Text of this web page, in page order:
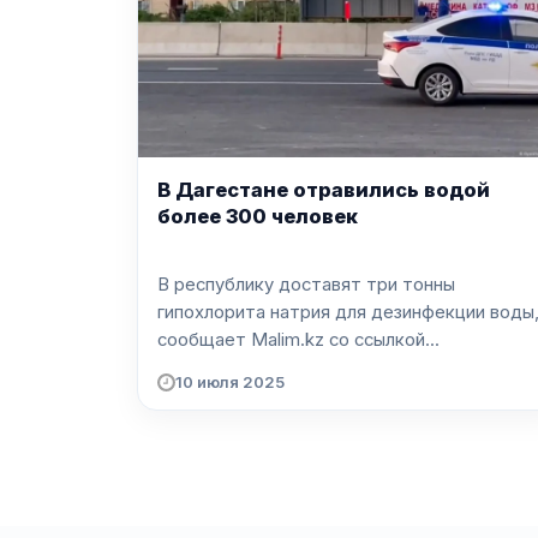
В Дагестане отравились водой
более 300 человек
В республику доставят три тонны
гипохлорита натрия для дезинфекции воды,
сообщает Malim.kz со ссылкой...
10 июля 2025